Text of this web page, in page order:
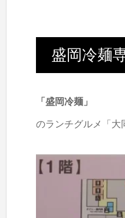
盛岡冷麺
「盛岡冷麺」
のランチグルメ「大